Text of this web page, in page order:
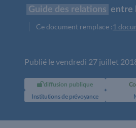
Guide des relations entre
Ce document remplace :1
Publié le vendredi 27 juillet
diffusion publique
Institutions de prévoyance